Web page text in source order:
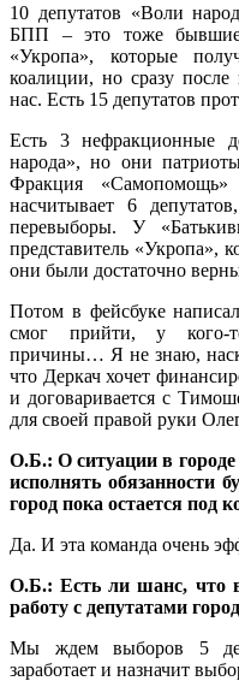
10 депутатов «Воли
БПП – это тоже бывшие
«Укропа», которые
коалиции, но сразу после
нас. Есть 15 депутатов
Есть 3 нефракционные
народа», но они
Фракция
насчитывает 6
перевыборы. У
представитель «Укропа»,
они были достаточно
Потом в фейсбуке
смог прийти, у кого-
причины… Я не знаю,
что Деркач хочет
и договаривается с
для своей правой руки
О.Б.: О ситуации в
исполнять обязанности
город пока остается под
Да. И эта команда очень
О.Б.: Есть ли шанс, что
работу с депутатами
Мы ждем выборов 5
заработает и назначит